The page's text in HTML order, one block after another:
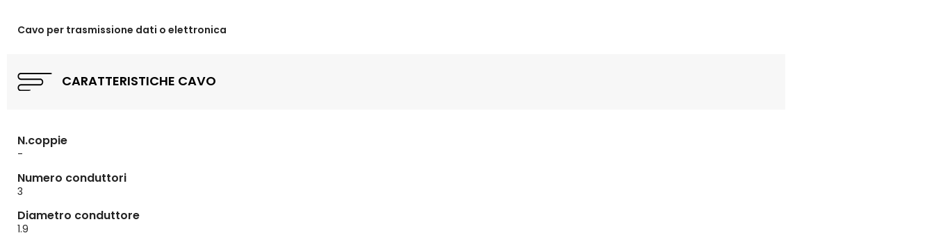
Cavo per trasmissione dati o elettronica
CARATTERISTICHE CAVO
N.coppie
-
Numero conduttori
3
Diametro conduttore
1.9